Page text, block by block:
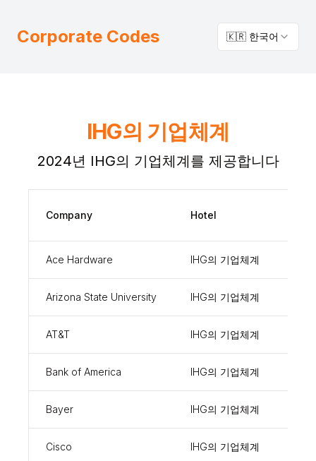
Corporate Codes 🇰🇷 한국어
IHG의 기업체계
2024년 IHG의 기업체계를 제공합니다
Company Hotel
Ace Hardware IHG의 기업체계
Arizona State University IHG의 기업체계
AT&T IHG의 기업체계
Bank of America IHG의 기업체계
Bayer IHG의 기업체계
Cisco IHG의 기업체계